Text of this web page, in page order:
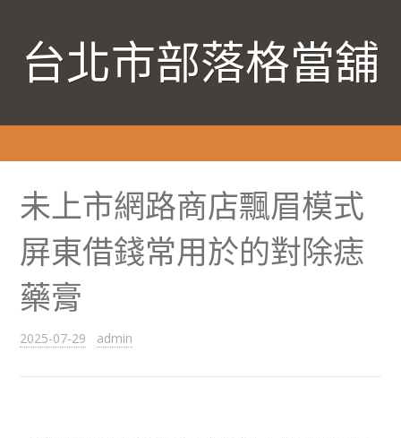
台北市部落格當舖
未上市網路商店飄眉模式
屏東借錢常用於的對除痣
藥膏
2025-07-29 admin